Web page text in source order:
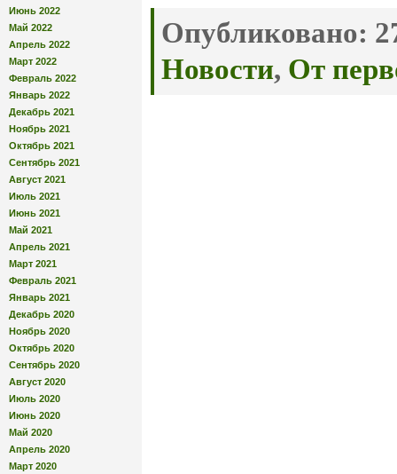
Июнь 2022
Май 2022
Апрель 2022
Март 2022
Февраль 2022
Январь 2022
Декабрь 2021
Ноябрь 2021
Октябрь 2021
Сентябрь 2021
Август 2021
Июль 2021
Июнь 2021
Май 2021
Апрель 2021
Март 2021
Февраль 2021
Январь 2021
Декабрь 2020
Ноябрь 2020
Октябрь 2020
Сентябрь 2020
Август 2020
Июль 2020
Июнь 2020
Май 2020
Апрель 2020
Март 2020
Опубликовано:
Новости, От